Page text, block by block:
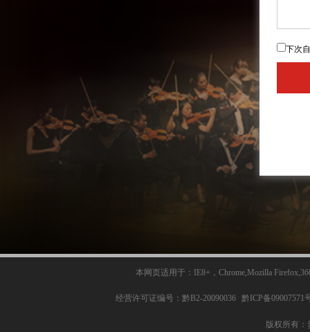
下次
本网页适用于：IE8+，Chrome,Mozilla
经营许可证编号：黔B2-20090036 黔ICP备09007571
版权所有